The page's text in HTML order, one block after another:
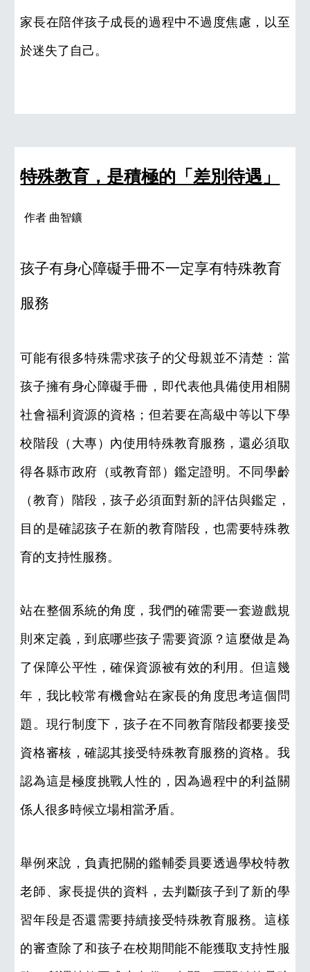
家長在陪伴孩子成長的過程中不過度焦慮，以至
於迷失了自己。
特殊教育，是積極的「差別待遇」
作者 曲智鑛
孩子有身心障礙手冊不一定享有特殊教育
服務
可能有很多特殊需求孩子的父母親並不清楚：當
孩子擁有身心障礙手冊，即代表他具備使用相關
社會福利資源的資格；但若要在高級中等以下學
校階段（大專）內使用特殊教育服務，還必須取
得各縣市政府（或教育部）鑑定證明。不同學齡
（教育）階段，孩子必須面對新的評估與鑑定，
目的是確認孩子在新的教育階段，也需要特殊教
育的支持性服務。
站在整個系統的角度，我們的確需要一套遊戲規
則來定義，到底哪些孩子需要資源？這麼做是為
了保障公平性，確保資源被有效的利用。但這幾
年，我比較常有機會站在家長的角度思考這個問
題。現行制度下，孩子在不同教育階段都要接受
資格審核，確認其接受特殊教育服務的資格。我
認為這是極度挑戰人性的，因為過程中的利益關
係人很多時候立場相當矛盾。
舉例來說，負責把關的鑑輔委員要透過學校特教
老師、家長提供的資料，去判斷孩子到了新的學
習年段是否還需要持續接受特殊教育服務。這樣
的審查除了和孩子在校期間能不能獲取支持性服